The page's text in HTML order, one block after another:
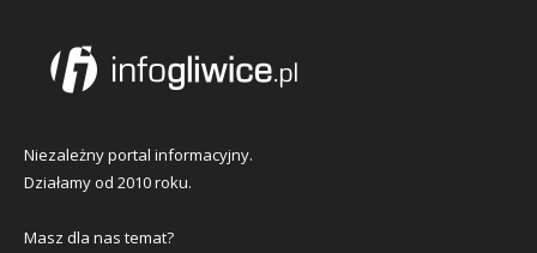
Niezależny portal informacyjny.
Działamy od 2010 roku.
Masz dla nas temat?